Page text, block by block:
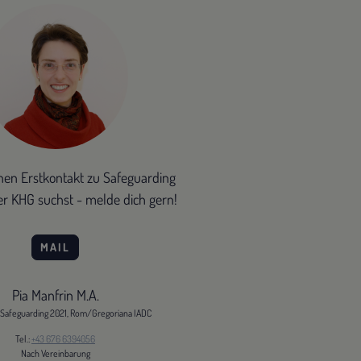
Erstkontakt zu Safeguarding
KHG suchst - melde dich gern!
MAIL
Pia Manfrin M.A.
2021, Rom/Gregoriana IADC
Tel.: +43 676 6394056
Nach Vereinbarung